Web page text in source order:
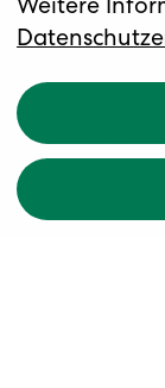
Übersicht